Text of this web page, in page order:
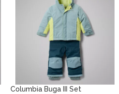
Columbia Buga III Set